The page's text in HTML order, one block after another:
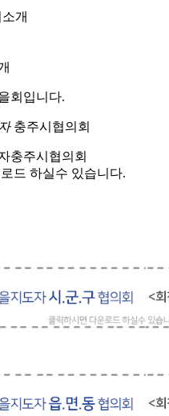
개
회입니다.
충주시협의회
충주시협의회
드 하실수 있습니다.